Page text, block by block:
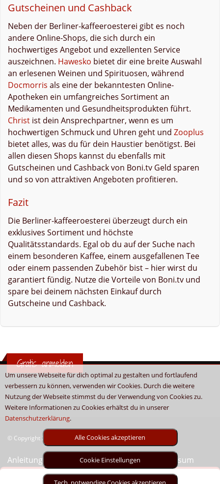
Um unsere Webseite für dich optimal zu gestalten und fortlaufend
verbessern zu können, verwenden wir Cookies. Durch die weitere
Nutzung der Webseite stimmst du der Verwendung von Cookies zu.
Weitere Informationen zu Cookies erhältst du in unserer
Datenschutzerklärung.
Alle Cookies akzeptieren
Cookie Einstellungen
Gutscheinen und Cashback
Neben der Berliner-kaffeeroesterei gibt es noch
andere Online-Shops, die sich durch ein
hochwertiges Angebot und exzellenten Service
auszeichnen. Hawesko bietet dir eine breite Auswahl
an erlesenen Weinen und Spirituosen, während
Docmorris als eine der bekanntesten Online-
Apotheken ein umfangreiches Sortiment an
Medikamenten und Gesundheitsprodukten führt.
Christ ist dein Ansprechpartner, wenn es um
hochwertigen Schmuck und Uhren geht und Zooplus
bietet alles, was du für dein Haustier benötigst. Bei
allen diesen Shops kannst du ebenfalls mit
Gutscheinen und Cashback von Boni.tv Geld sparen
und so von attraktiven Angeboten profitieren.
Fazit
Die Berliner-kaffeeroesterei überzeugt durch ein
exklusives Sortiment und höchste
Qualitätsstandards. Egal ob du auf der Suche nach
einem besonderen Kaffee, einem ausgefallenen Tee
oder einem passenden Zubehör bist – hier wirst du
garantiert fündig. Nutze die Vorteile von Boni.tv und
spare bei deinem nächsten Einkauf durch
Gutscheine und Cashback.
Gratis anmelden
© Copyright 2026 - Boni.tv / Cashback & Gutscheine
Anleitung Sitemap Kontakt Unser Impressum